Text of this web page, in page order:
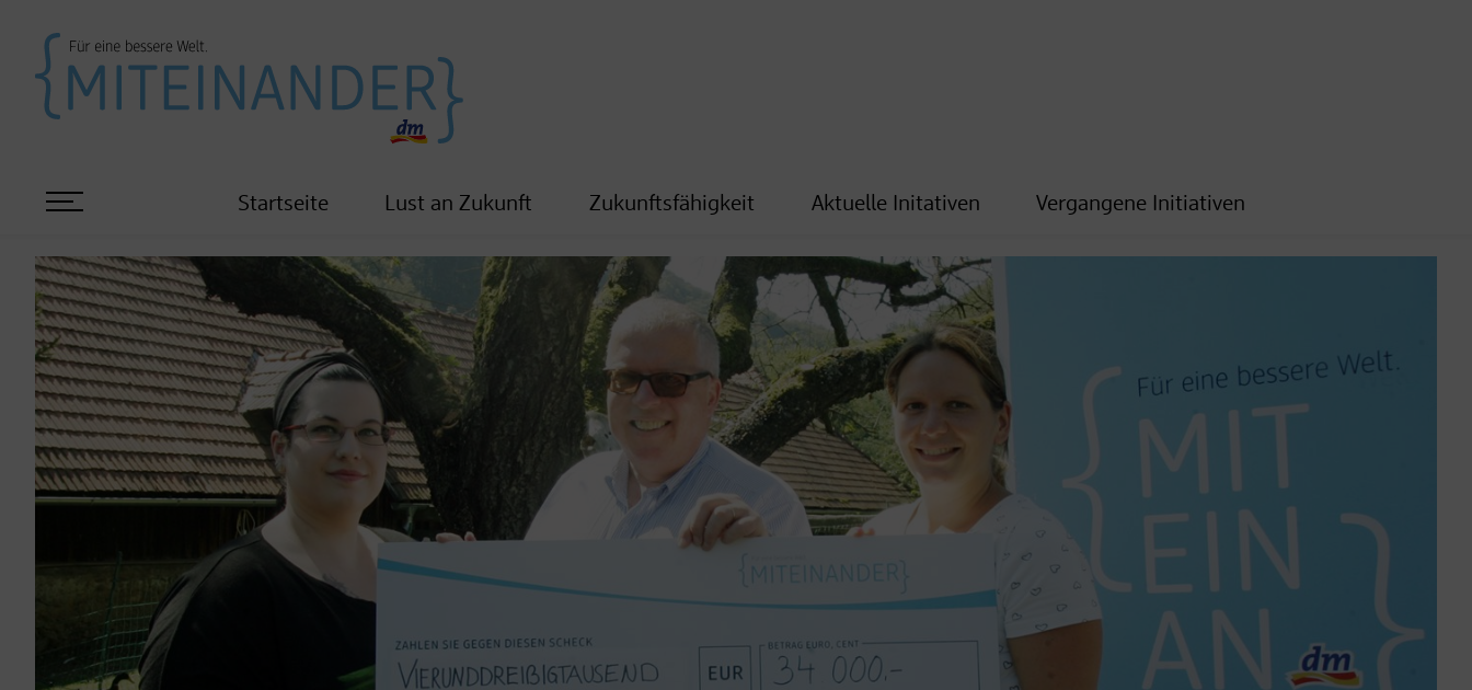
Startseite Lust an Zukunft Zukunftsfähigkeit Aktuelle Initativen Vergangene Initiativen